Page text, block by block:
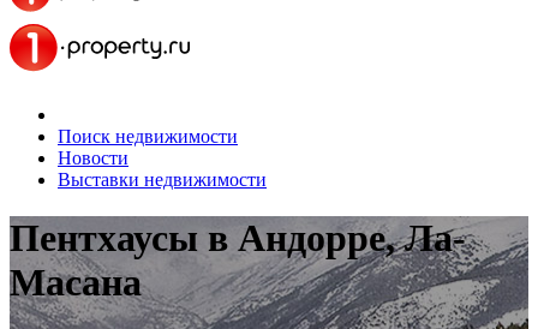
Поиск недвижимости
Новости
Выставки недвижимости
Пентхаусы в Андорре, Ла-
Масана